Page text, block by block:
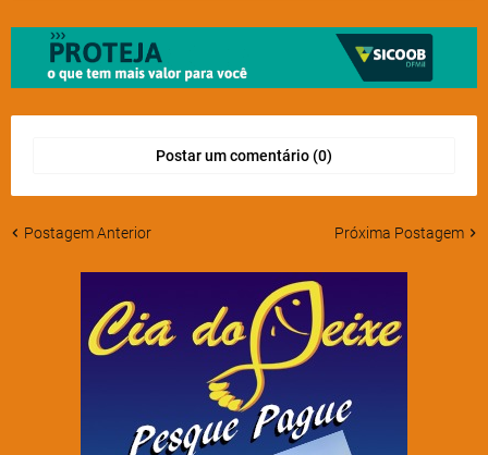
Postar um comentário (0)
Postagem Anterior Próxima Postagem